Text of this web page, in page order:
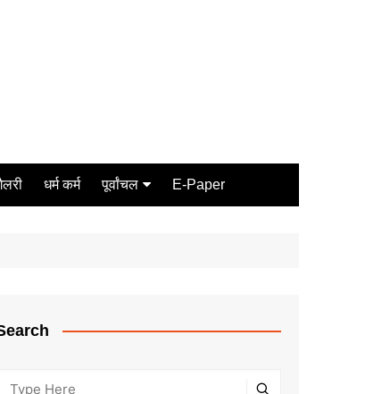
धर्म कर्म पूर्वांचल E-Paper